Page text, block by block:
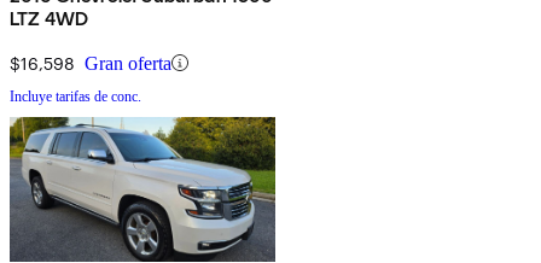
LTZ 4WD
$16,598 Gran oferta
Incluye tarifas de conc.